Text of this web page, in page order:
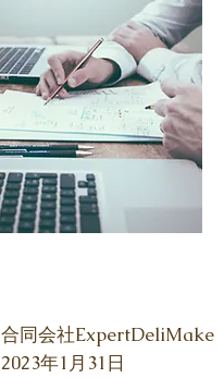
合同会社ExpertDeliMake​
2023年1月31日​